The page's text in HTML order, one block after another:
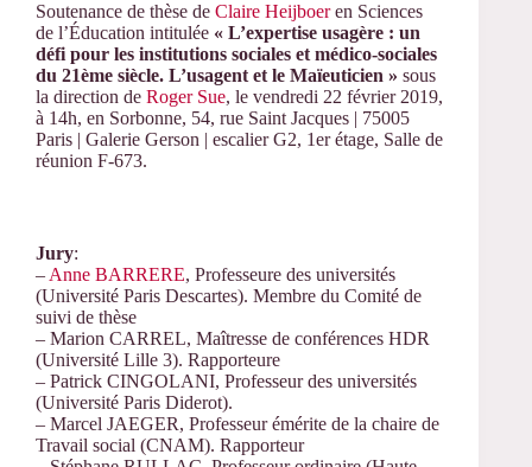
Soutenance de thèse de Claire Heijboeren Sciences
de l’Éducation intitulée « L’expertise usagère : un
défi pour les institutions sociales et médico-sociales
du 21ème siècle. L’usagent et le Maïeuticien » sous
la direction de Roger Sue, le vendredi 22 février 2019,
à 14h, en Sorbonne, 54, rue Saint Jacques | 75005
Paris | Galerie Gerson | escalier G2, 1er étage, Salle de
réunion F-673.
Jury:
– Anne BARRERE, Professeure des universités
(Université Paris Descartes). Membre du Comité de
suivi de thèse
– Marion CARREL, Maîtresse de conférences HDR
(Université Lille 3). Rapporteure
– Patrick CINGOLANI, Professeur des universités
(Université Paris Diderot).
– Marcel JAEGER, Professeur émérite de la chaire de
Travail social (CNAM). Rapporteur